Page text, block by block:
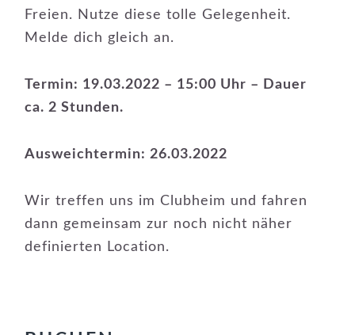
Freien. Nutze diese tolle Gelegenheit.
Melde dich gleich an.
Termin: 19.03.2022 – 15:00 Uhr – Dauer
ca. 2 Stunden.
Ausweichtermin: 26.03.2022
Wir treffen uns im Clubheim und fahren
dann gemeinsam zur noch nicht näher
definierten Location.